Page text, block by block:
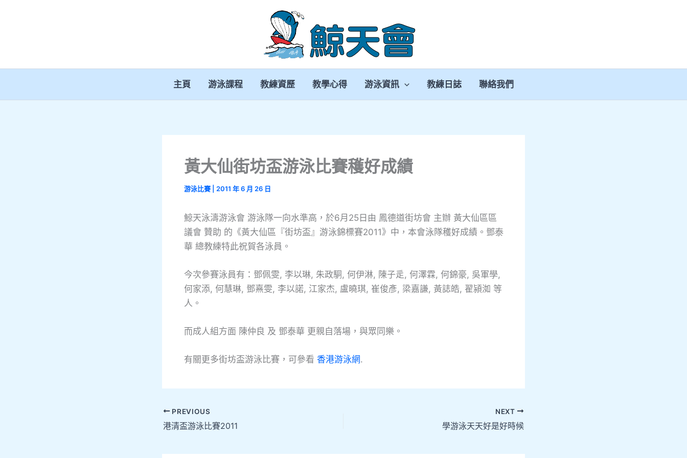
主頁 游泳課程 教練資歷 教學心得 游泳資訊 教練日誌 聯絡我們
黃大仙街坊盃游泳比賽穫好成績
游泳比賽| 2011 年 6 月 26 日
鯨天泳濤游泳會 游泳隊一向水準高，於6月25日由 鳳德道街坊會 主辦 黃大仙區區
議會 贊助 的《黃大仙區『街坊盃』游泳錦標賽2011》中，本會泳隊穫好成績。鄧泰
華 總教練特此祝賀各泳員。
今次參賽泳員有：鄧佩雯, 李以琳, 朱政駧, 何伊淋, 陳子辵, 何澤霖, 何錦豪, 吳軍學,
何家添, 何慧琳, 鄧熹雯, 李以諾, 江家杰, 盧曉琪, 崔俊彥, 梁嘉謙, 黃誌皓, 翟潁洳 等
人。
而成人組方面 陳仲良 及 鄧泰華 更親自落場，與眾同樂。
有關更多街坊盃游泳比賽，可參看 香港游泳網.
PREVIOUS
港清盃游泳比賽2011
NEXT
學游泳天天好是好時候